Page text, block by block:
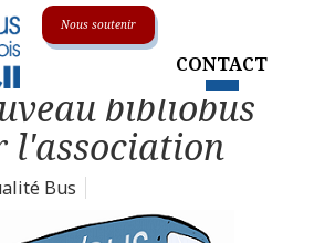
Menu
Toggle submenu
Nous soutenir
CONTACT
bibliobus
l'association
Bus